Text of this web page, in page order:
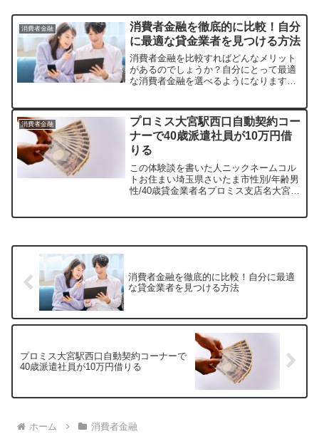
消費者金融
消費者金融を徹底的に比較！自分
に最適な貸金業者を見つける方法
消費者金融を比較すればどんなメリット
があるのでしょうか？自分にとって最適
な消費者金融を選べるようになります。
注目して消費者金融を選べばいいのでし
ょうか？まとめてみました...
消費者金融
プロミス大宮駅西口自動契約コー
ナーで40歳派遣社員が10万円借
りる
この体験談を書いた人ニックネームコル
トお住まい埼玉県さいたま市性別/年齢男
性/40歳貸金業者名プロミス支店名大宮駅
消費者金融を徹底的に比較！自分に最適
な貸金業者を見つける方法
プロミス大宮駅西口自動契約コーナーで
40歳派遣社員が10万円借りる
ホーム 消費者金融